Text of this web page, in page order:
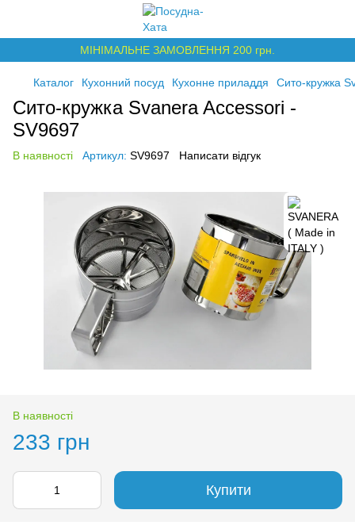
МІНІМАЛЬНЕ ЗАМОВЛЕННЯ 200 грн.
Каталог Кухонний посуд Кухонне приладдя Сито-кружка
Сито-кружка Svanera Accessori -
SV9697
В наявності Артикул: SV9697 Написати відгук
В наявності
233 грн
Купити